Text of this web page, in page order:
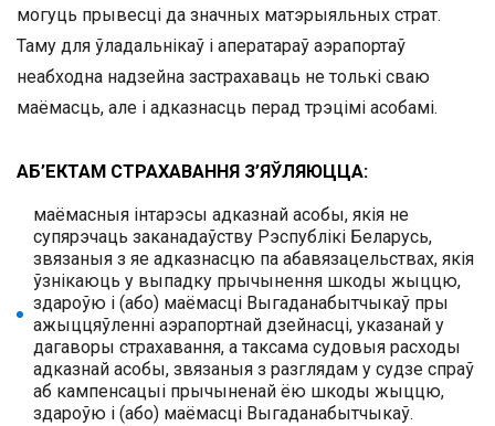
могуць прывесці да значных матэрыяльных страт.
Таму для ўладальнікаў і аператараў аэрапортаў
неабходна надзейна застрахаваць не толькі сваю
маёмасць, але і адказнасць перад трэцімі асобамі.
АБ’ЕКТАМ СТРАХАВАННЯ З’ЯЎЛЯЮЦЦА:
маёмасныя інтарэсы адказнай асобы, якія не
супярэчаць заканадаўству Рэспублікі Беларусь,
звязаныя з яе адказнасцю па абавязацельствах, якія
ўзнікаюць у выпадку прычынення шкоды жыццю,
здароўю і (або) маёмасці Выгаданабытчыкаў пры
ажыццяўленні аэрапортнай дзейнасці, указанай у
дагаворы страхавання, а таксама судовыя расходы
адказнай асобы, звязаныя з разглядам у судзе спраў
аб кампенсацыі прычыненай ёю шкоды жыццю,
здароўю і (або) маёмасці Выгаданабытчыкаў.